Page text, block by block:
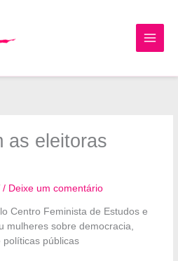
as eleitoras
/ Deixe um comentário
Centro Feminista de Estudos e
mulheres sobre democracia,
políticas públicas